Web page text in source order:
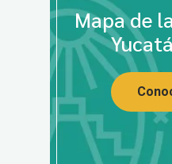
Mapa de